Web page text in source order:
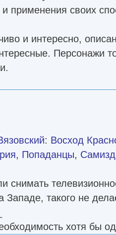
применения своих
и интересно,
Персонажи
: Восход
, Попаданцы,
снимать
такого не
хотя бы